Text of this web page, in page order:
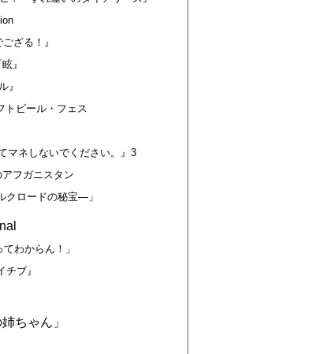
ざる！』
』
』
トビール・フェス
マネしないでください。』3
フガニスタン
ロードの秘宝―」
わからん！」
ブ』
ちゃん」